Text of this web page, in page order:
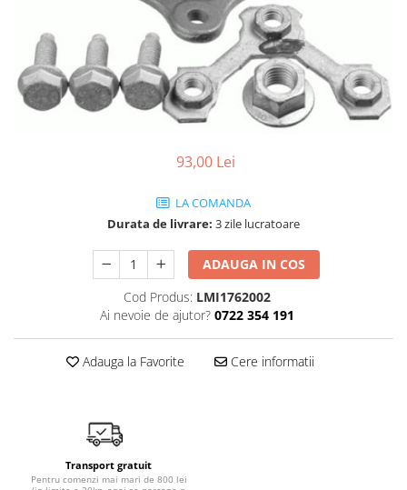
USVO
93,00 Lei
LA COMANDA
Durata de livrare: 3 zile lucratoare
ADAUGA IN COS
Cod Produs: LMI1762002
Ai nevoie de ajutor? 0722 354 191
Adauga la Favorite Cere informatii
Transport gratuit
Pentru comenzi mai mari de 800 lei